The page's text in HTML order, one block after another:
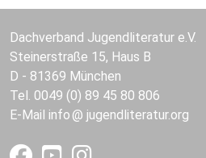
Dachverband Jugendliteratur e.V.
Steinerstraße 15, Haus B
D - 81369 München
Tel. 0049 (0) 89 45 80 806
E-Mail info jugendliteratur.org